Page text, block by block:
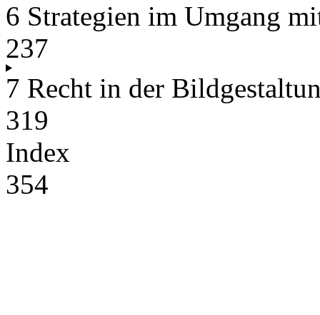
6 Strategien im Umgang
237
7 Recht in der
319
Index
354